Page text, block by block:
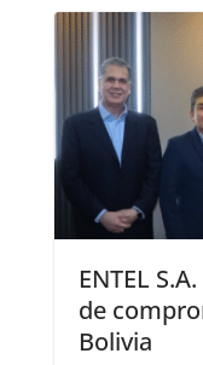
ENTEL
de
Bolivia